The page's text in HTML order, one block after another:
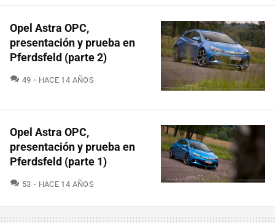
Opel Astra OPC,
presentación y prueba en
Pferdsfeld (parte 2)
49 COMENTARIOS
HACE 14 AÑOS
Opel Astra OPC,
presentación y prueba en
Pferdsfeld (parte 1)
53 COMENTARIOS
HACE 14 AÑOS